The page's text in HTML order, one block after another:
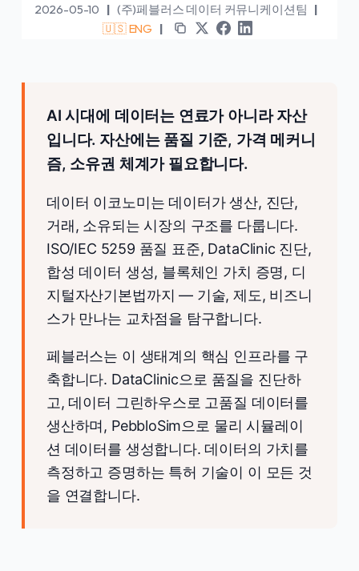
2026-05-10 | (주)페블러스 데이터 커뮤니케이션팀 |
🇺🇸 ENG |
AI 시대에 데이터는 연료가 아니라 자산
입니다. 자산에는 품질 기준, 가격 메커니
즘, 소유권 체계가 필요합니다.
데이터 이코노미는 데이터가 생산, 진단,
거래, 소유되는 시장의 구조를 다룹니다.
ISO/IEC 5259 품질 표준, DataClinic 진단,
합성 데이터 생성, 블록체인 가치 증명, 디
지털자산기본법까지 — 기술, 제도, 비즈니
스가 만나는 교차점을 탐구합니다.
페블러스는 이 생태계의 핵심 인프라를 구
축합니다. DataClinic으로 품질을 진단하
고, 데이터 그린하우스로 고품질 데이터를
생산하며, PebbloSim으로 물리 시뮬레이
션 데이터를 생성합니다. 데이터의 가치를
측정하고 증명하는 특허 기술이 이 모든 것
을 연결합니다.